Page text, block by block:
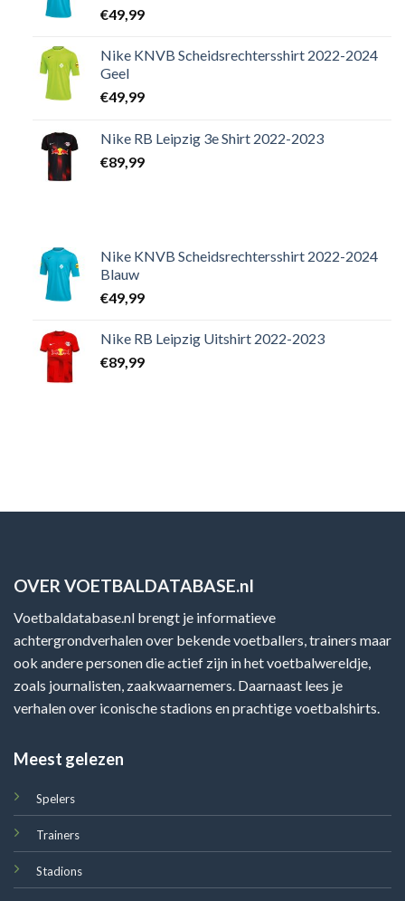
€49,99
Nike KNVB Scheidsrechtersshirt 2022-2024
Geel
€49,99
Nike RB Leipzig 3e Shirt 2022-2023
€89,99
Nike KNVB Scheidsrechtersshirt 2022-2024
Blauw
€49,99
Nike RB Leipzig Uitshirt 2022-2023
€89,99
OVER VOETBALDATABASE.nl
Voetbaldatabase.nl brengt je informatieve
achtergrondverhalen over bekende voetballers, trainers maar
ook andere personen die actief zijn in het voetbalwereldje,
zoals journalisten, zaakwaarnemers. Daarnaast lees je
verhalen over iconische stadions en prachtige voetbalshirts.
Meest gelezen
Spelers
Trainers
Stadions